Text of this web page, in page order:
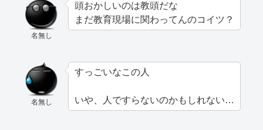
名無し
頭おかしいのは教頭だな
まだ教育現場に関わってんのコイツ？
名無し
すっごいなこの人
いや、人ですらないのかもしれない…